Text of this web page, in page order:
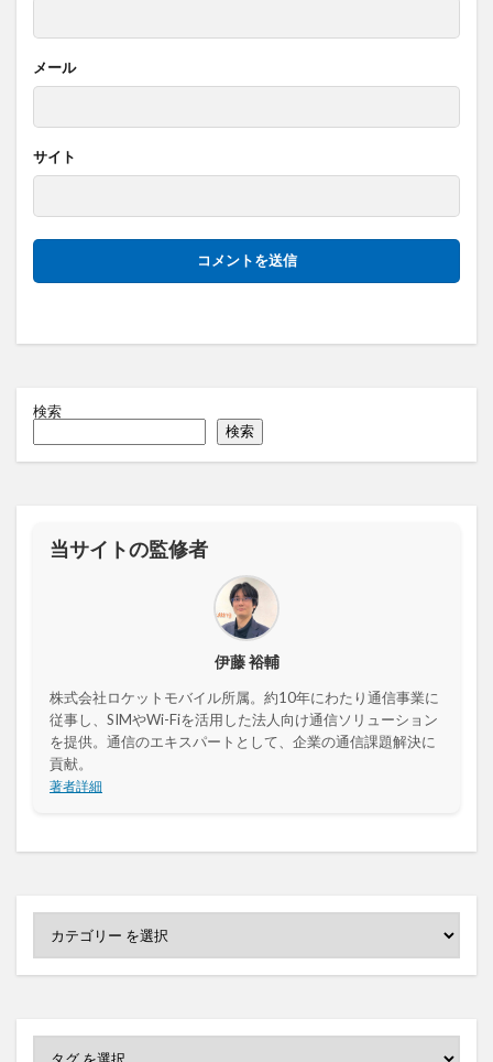
メール
サイト
検索
検索
当サイトの監修者
伊藤 裕輔
株式会社ロケットモバイル所属。約10年にわたり通信事業に
従事し、SIMやWi-Fiを活用した法人向け通信ソリューション
を提供。通信のエキスパートとして、企業の通信課題解決に
貢献。
著者詳細